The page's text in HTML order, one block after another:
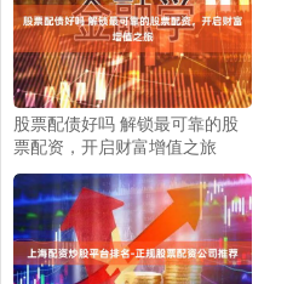
股票配债好吗 解锁最可靠的股
票配资，开启财富增值之旅